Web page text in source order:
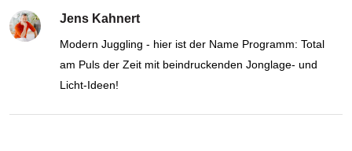
Jens Kahnert
Modern Juggling - hier ist der Name Programm: Total
am Puls der Zeit mit beindruckenden Jonglage- und
Licht-Ideen!